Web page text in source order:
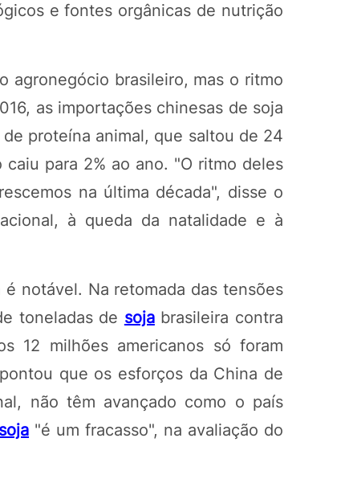
e fontes orgânicas de nutrição
agronegócio brasileiro, mas o ritmo
as importações chinesas de soja
proteína animal, que saltou de 24
para 2% ao ano. "O ritmo deles
na última década", disse o
à queda da natalidade e à
notável. Na retomada das tensões
toneladas de sojabrasileira contra
12 milhões americanos só foram
que os esforços da China de
não têm avançado como o país
soja "é um fracasso", na avaliação do